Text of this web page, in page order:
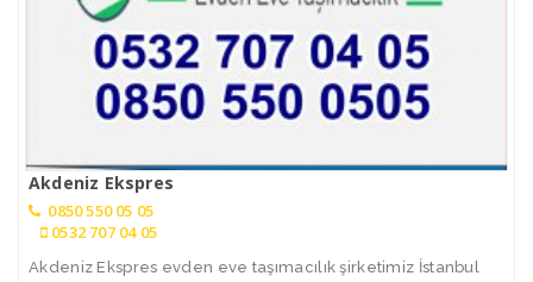
Akdeniz Ekspres
0850 550 05 05
0532 707 04 05
Akdeniz Ekspres evden eve taşımacılık şirketimiz İstanbul